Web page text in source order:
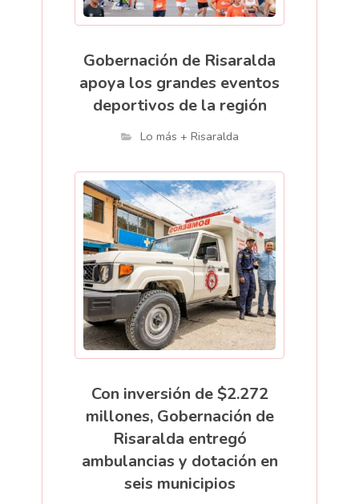
Gobernación de Risaralda
apoya los grandes eventos
deportivos de la región
Lo más + Risaralda
Con inversión de $2.272
millones, Gobernación de
Risaralda entregó
ambulancias y dotación en
seis municipios